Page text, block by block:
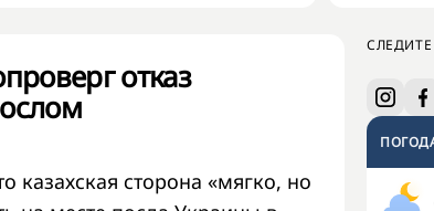
отказ
казахская сторона «мягко, но